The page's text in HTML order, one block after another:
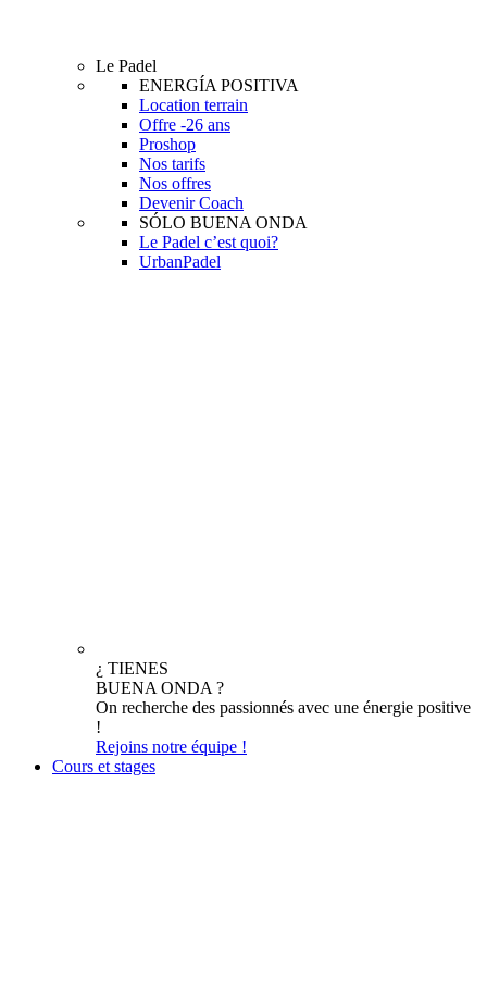
Le Padel
ENERGÍA POSITIVA
Location terrain
Offre -26 ans
Proshop
Nos tarifs
Nos offres
Devenir Coach
SÓLO BUENA ONDA
Le Padel c’est quoi?
UrbanPadel
¿ TIENES
BUENA ONDA ?
On recherche des passionnés avec une énergie positive
!
Rejoins notre équipe !
Cours et stages